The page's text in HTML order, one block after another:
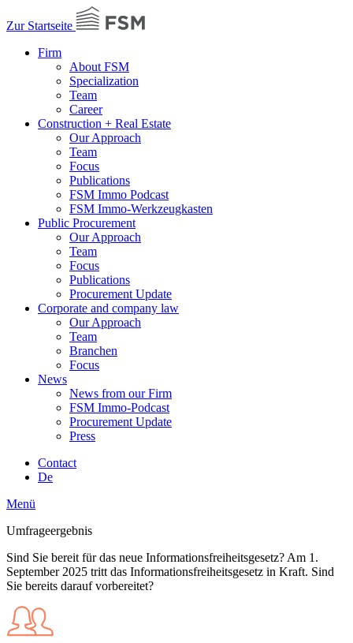
Zur Startseite
Firm
About FSM
Specialization
Team
Career
Construction + Real Estate
Our Approach
Team
Focus
Publications
FSM Immo Podcast
FSM Immo-Werkzeugkasten
Public Procurement
Our Approach
Team
Focus
Publications
Procurement Update
Corporate and company law
Our Approach
Team
Branchen
Focus
News
News from our Firm
FSM Immo-Podcast
Procurement Update
Press
Contact
De
Menü
Umfrageergebnis
Sind Sie bereit für das neue Informationsfreiheitsgesetz? Am 1.
September 2025 tritt das Informationsfreiheitsgesetz in Kraft. Sind
Sie bereits darauf vorbereitet?